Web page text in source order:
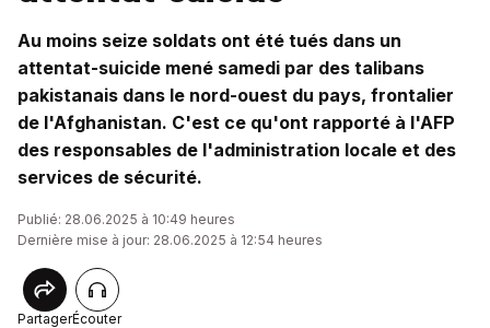
Au moins seize soldats ont été tués dans un
attentat-suicide mené samedi par des talibans
pakistanais dans le nord-ouest du pays, frontalier
de l'Afghanistan. C'est ce qu'ont rapporté à l'AFP
des responsables de l'administration locale et des
services de sécurité.
Publié: 28.06.2025 à 10:49 heures
Dernière mise à jour: 28.06.2025 à 12:54 heures
PartagerÉcouter